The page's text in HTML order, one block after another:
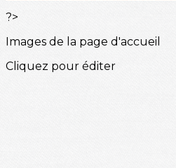
?>
Images de la page d'accueil
Cliquez pour éditer